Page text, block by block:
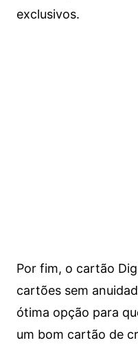
exclusivos.
Por fim, o cartão
cartões sem
ótima opção para
um bom cartão de